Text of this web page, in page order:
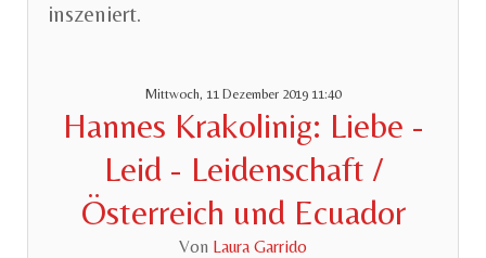
inszeniert.
Mittwoch, 11 Dezember 2019 11:40
Hannes Krakolinig: Liebe -
Leid - Leidenschaft /
Österreich und Ecuador
Von Laura Garrido